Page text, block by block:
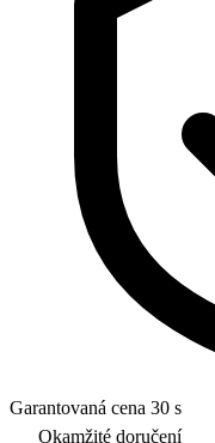
Garantovaná cena 30 s
Okamžité doručení